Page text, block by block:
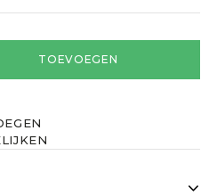
TOEVOEGEN